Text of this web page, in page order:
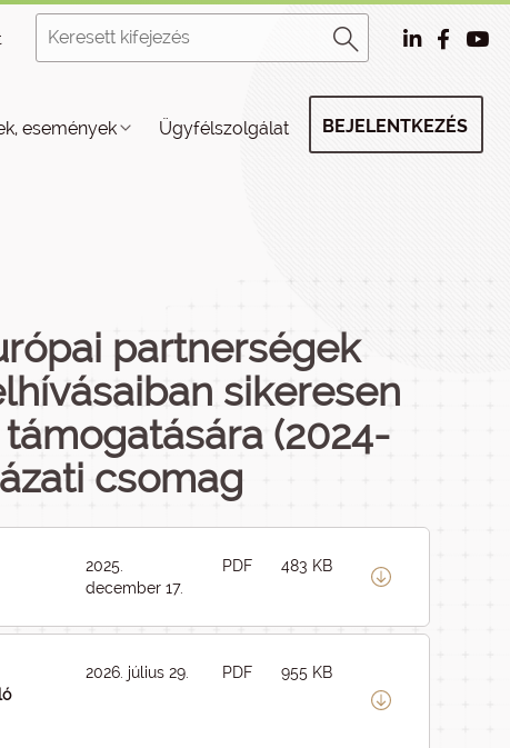
események Ügyfélszolgálat BEJELENTKEZÉS
partnerségek
sikeresen
(2024-
csomag
2025.
december 17.
PDF 483 KB
2026. július 29. PDF 955 KB